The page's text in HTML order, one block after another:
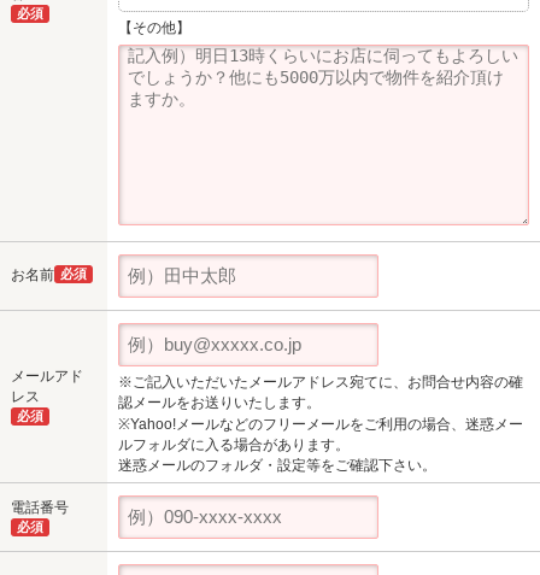
必須
【その他】
お名前 必須
メールアド
レス
必須
※ご記入いただいたメールアドレス宛てに、お問合せ内容の確
認メールをお送りいたします。
※Yahoo!メールなどのフリーメールをご利用の場合、迷惑メー
ルフォルダに入る場合があります。
迷惑メールのフォルダ・設定等をご確認下さい。
電話番号
必須